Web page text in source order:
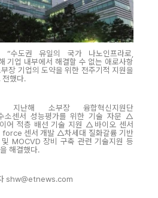
“수도권 유일의 국가 나노인프라로,
기업 내부에서 해결할 수 없는 애로사항
장 기업의 도약을 위한 전주기적 지원을
전했다.
지난해 소부장 융합혁신지원단
소센서 성능평가를 위한 기술 자문 △
어 적층 배선 기술 지원 △바이오 센서
force 센서 개발 △차세대 질화갈륨 기반
MOCVD 장비 구축 관련 기술지원 등
해결했다.
shw@etnews.com